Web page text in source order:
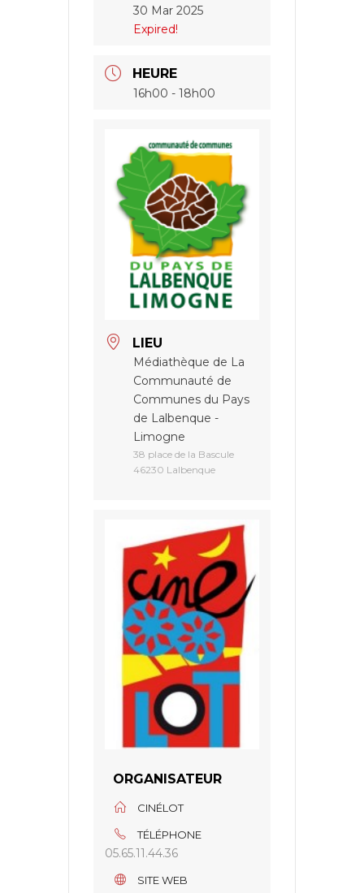
30 Mar 2025
Expired!
HEURE
16h00 - 18h00
LIEU
Médiathèque de La
Communauté de
Communes du Pays
de Lalbenque -
Limogne
38 place de la Bascule
46230 Lalbenque
ORGANISATEUR
CINÉLOT
TÉLÉPHONE
05.65.11.44.36
SITE WEB